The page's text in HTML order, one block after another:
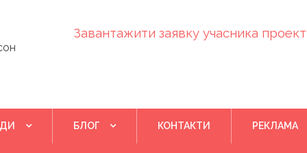
Завантажити заявку учасника
БЛОГ КОНТАКТИ РЕКЛАМА